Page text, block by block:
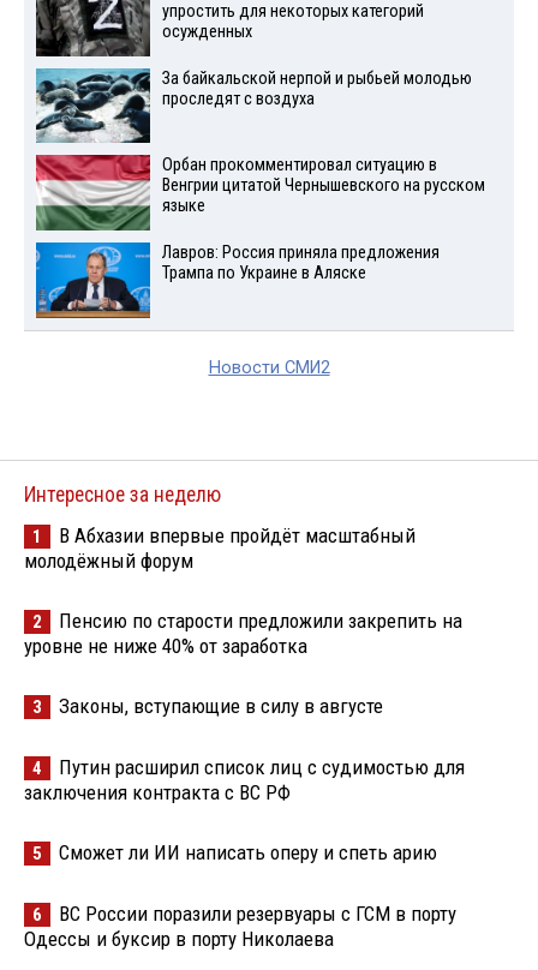
упростить для некоторых категорий
осужденных
За байкальской нерпой и рыбьей молодью
проследят с воздуха
Орбан прокомментировал ситуацию в
Венгрии цитатой Чернышевского на русском
языке
Лавров: Россия приняла предложения
Трампа по Украине в Аляске
Новости СМИ2
Интересное за неделю
1
В Абхазии впервые пройдёт масштабный
молодёжный форум
2
Пенсию по старости предложили закрепить на
уровне не ниже 40% от заработка
3 Законы, вступающие в силу в августе
4
Путин расширил список лиц с судимостью для
заключения контракта с ВС РФ
5 Сможет ли ИИ написать оперу и спеть арию
6
ВС России поразили резервуары с ГСМ в порту
Одессы и буксир в порту Николаева